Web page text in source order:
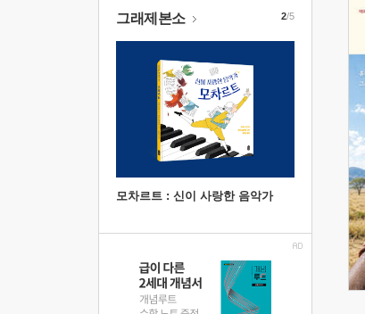
그래제본소
모차르트 : 신이 사랑한 음악가
2/5